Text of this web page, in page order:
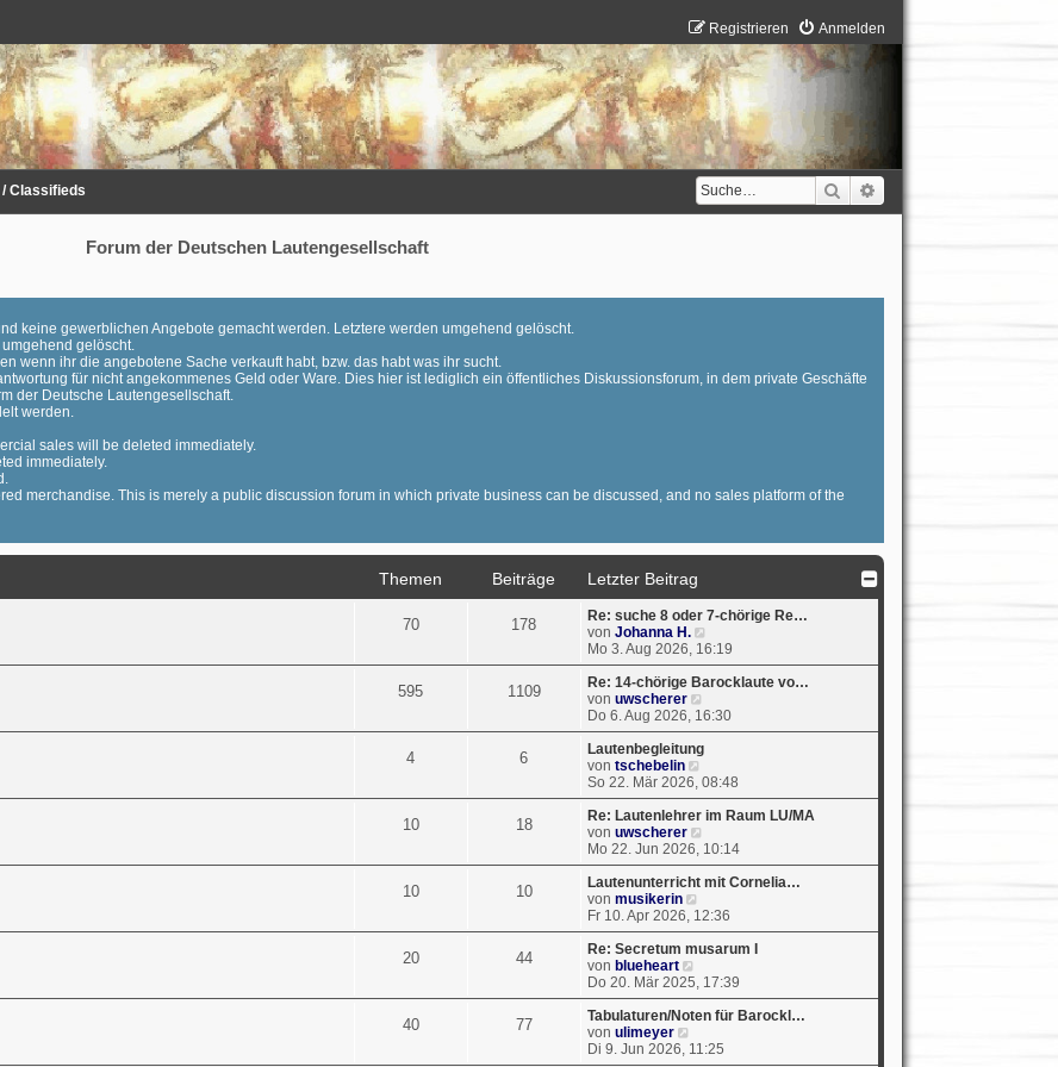
Anmelden
Registrieren
Suche
Classifieds
Forum der Deutschen Lautengesellschaft
keine gewerblichen Angebote gemacht werden. Letztere werden umgehend gelöscht.
gelöscht.
wenn ihr die angebotene Sache verkauft habt, bzw. das habt was ihr sucht.
für nicht angekommenes Geld oder Ware. Dies hier ist lediglich ein öffentliches Diskussionsforum, in dem private Geschäfte
der Deutsche Lautengesellschaft.
werden.
sales will be deleted immediately.
immediately.
merchandise. This is merely a public discussion forum in which private business can be discussed, and no sales platform of the
Themen Beiträge
Letzter Beitrag
70 178
Re: suche 8 oder 7-chörige Re…
von Johanna H.
e
u
e
t
e
e
i
t
a
g
Mo 3. Aug 2026, 16:19
595 1109
Re: 14-chörige Barocklaute vo…
von uwscherer
e
u
t
e
r
e
i
t
a
g
Do 6. Aug 2026, 16:30
4 6
Lautenbegleitung
von tschebelin
e
u
e
t
e
r
e
i
t
a
g
So 22. Mär 2026, 08:48
10 18
Re: Lautenlehrer im Raum LU/MA
von uwscherer
e
u
e
t
e
r
e
i
t
a
Mo 22. Jun 2026, 10:14
10 10
Lautenunterricht mit Cornelia…
von musikerin
e
u
e
e
r
e
Fr 10. Apr 2026, 12:36
20 44
Re: Secretum musarum I
von blueheart
e
u
e
t
Do 20. Mär 2025, 17:39
40 77
Tabulaturen/Noten für Barockl…
von ulimeyer
e
Di 9. Jun 2026, 11:25